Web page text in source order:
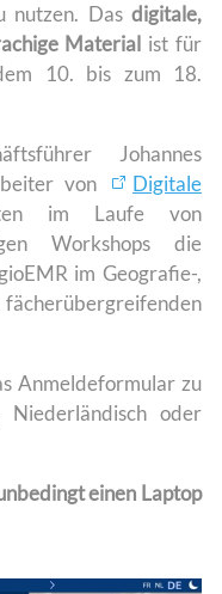
nutzen. Das digitale,
Material ist für
10. bis zum 18.
Johannes
von
Digitale
im Laufe von
Workshops die
im Geografie-,
Anmeldeformular zu
oder
einen Laptop